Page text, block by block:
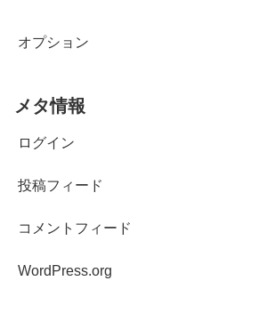
オプション
メタ情報
ログイン
投稿フィード
コメントフィード
WordPress.org